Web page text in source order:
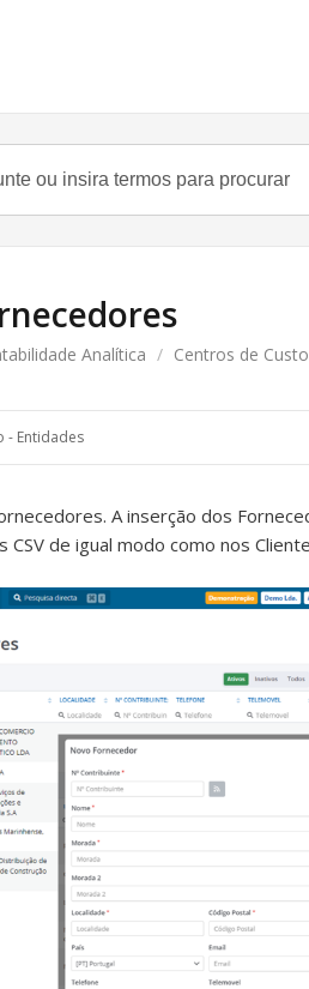
Analítica / Centros de
- Entidades
A inserção dos
de igual modo como nos